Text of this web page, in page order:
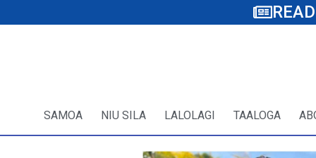
READ
SAMOA NIU SILA LALOLAGI TAALOGA